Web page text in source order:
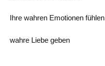
Ihre wahren Emotionen fühlen
wahre Liebe geben